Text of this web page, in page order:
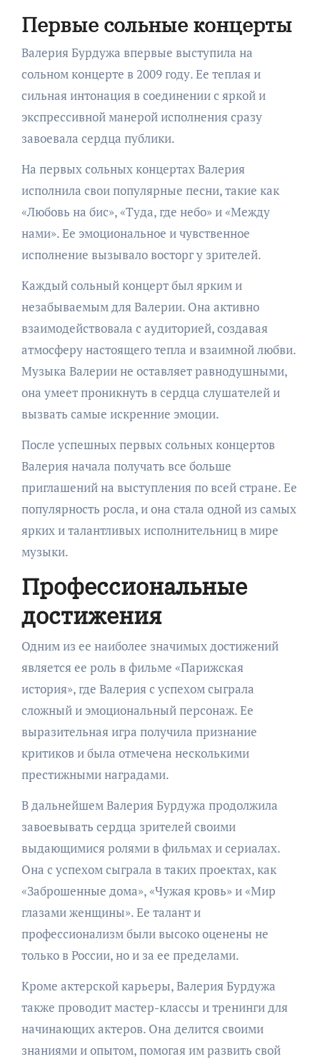
Первые сольные концерты
Валерия Бурдужа впервые выступила на
сольном концерте в 2009 году. Ее теплая и
сильная интонация в соединении с яркой и
экспрессивной манерой исполнения сразу
завоевала сердца публики.
На первых сольных концертах Валерия
исполнила свои популярные песни, такие как
«Любовь на бис», «Туда, где небо» и «Между
нами». Ее эмоциональное и чувственное
исполнение вызывало восторг у зрителей.
Каждый сольный концерт был ярким и
незабываемым для Валерии. Она активно
взаимодействовала с аудиторией, создавая
атмосферу настоящего тепла и взаимной любви.
Музыка Валерии не оставляет равнодушными,
она умеет проникнуть в сердца слушателей и
вызвать самые искренние эмоции.
После успешных первых сольных концертов
Валерия начала получать все больше
приглашений на выступления по всей стране. Ее
популярность росла, и она стала одной из самых
ярких и талантливых исполнительниц в мире
музыки.
Профессиональные
достижения
Одним из ее наиболее значимых достижений
является ее роль в фильме «Парижская
история», где Валерия с успехом сыграла
сложный и эмоциональный персонаж. Ее
выразительная игра получила признание
критиков и была отмечена несколькими
престижными наградами.
В дальнейшем Валерия Бурдужа продолжила
завоевывать сердца зрителей своими
выдающимися ролями в фильмах и сериалах.
Она с успехом сыграла в таких проектах, как
«Заброшенные дома», «Чужая кровь» и «Мир
глазами женщины». Ее талант и
профессионализм были высоко оценены не
только в России, но и за ее пределами.
Кроме актерской карьеры, Валерия Бурдужа
также проводит мастер-классы и тренинги для
начинающих актеров. Она делится своими
знаниями и опытом, помогая им развить свой